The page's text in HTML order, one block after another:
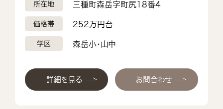
所在地 三種町森岳字町尻18番4
価格帯 252万円台
学区 森岳小・山中
詳細を見る お問合わせ